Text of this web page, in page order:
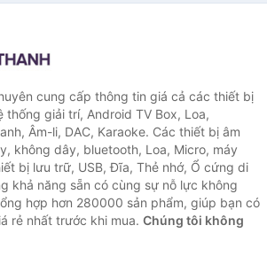
cung cấp thông tin giá cả các thiết bị
thống giải trí, Android TV Box, Loa,
Âm-li, DAC, Karaoke. Các thiết bị âm
không dây, bluetooth, Loa, Micro, máy
bị lưu trữ, USB, Đĩa, Thẻ nhớ, Ổ cứng di
khả năng sẵn có cùng sự nỗ lực không
hợp hơn 280000 sản phẩm, giúp bạn có
rẻ nhất trước khi mua. Chúng tôi không